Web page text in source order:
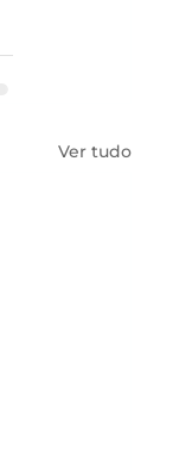
Ver tudo